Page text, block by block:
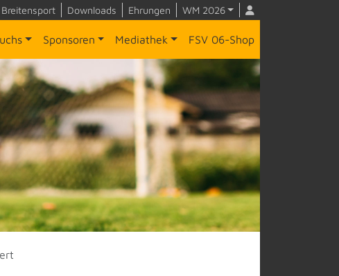
Breitensport Downloads Ehrungen WM 2026
Sponsoren Mediathek FSV 06-Shop